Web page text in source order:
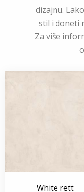
dizajnu.
stil i doneti
Za više
White rett